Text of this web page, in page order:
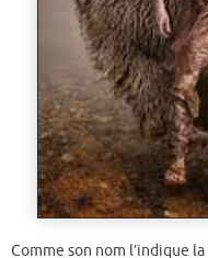
Comme son nom l’indique